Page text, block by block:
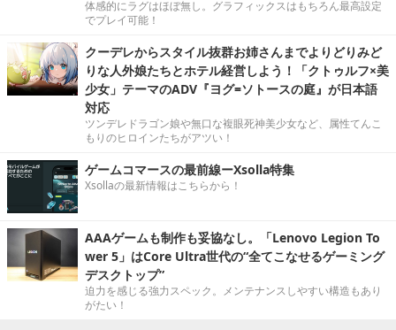
体感的にラグはほぼ無し。グラフィックスはもちろん最高設定
でプレイ可能！
クーデレからスタイル抜群お姉さんまでよりどりみど
りな人外娘たちとホテル経営しよう！「クトゥルフ×美
少女」テーマのADV『ヨグ=ソトースの庭』が日本語
対応
ツンデレドラゴン娘や無口な複眼死神美少女など、属性てんこ
もりのヒロインたちがアツい！
ゲームコマースの最前線ーXsolla特集
Xsollaの最新情報はこちらから！
AAAゲームも制作も妥協なし。「Lenovo Legion To
wer 5」はCore Ultra世代の“全てこなせるゲーミング
デスクトップ”
迫力を感じる強力スペック。メンテナンスしやすい構造もあり
がたい！